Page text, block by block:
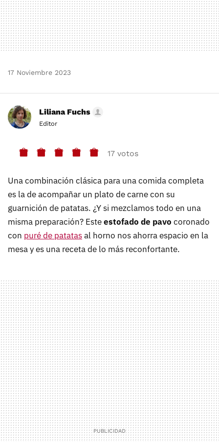
17 Noviembre 2023
Liliana Fuchs
Editor
17 votos
Una combinación clásica para una comida completa
es la de acompañar un plato de carne con su
guarnición de patatas. ¿Y si mezclamos todo en una
misma preparación? Esteestofado de pavo coronado
con puré de patatasal horno nos ahorra espacio en la
mesa y es una receta de lo más reconfortante.